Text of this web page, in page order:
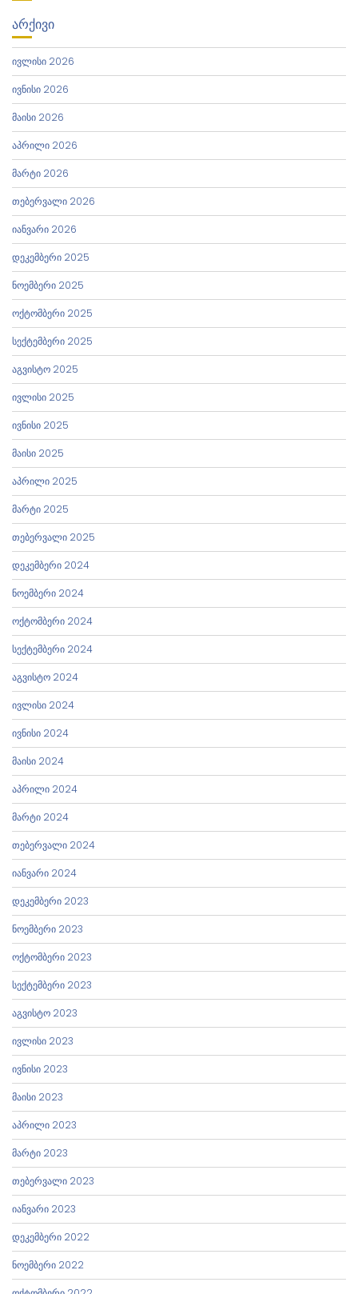
ᲐᲠᲥᲘᲕᲘ
ივლისი 2026
ივნისი 2026
მაისი 2026
აპრილი 2026
მარტი 2026
თებერვალი 2026
იანვარი 2026
დეკემბერი 2025
ნოემბერი 2025
ოქტომბერი 2025
სექტემბერი 2025
აგვისტო 2025
ივლისი 2025
ივნისი 2025
მაისი 2025
აპრილი 2025
მარტი 2025
თებერვალი 2025
დეკემბერი 2024
ნოემბერი 2024
ოქტომბერი 2024
სექტემბერი 2024
აგვისტო 2024
ივლისი 2024
ივნისი 2024
მაისი 2024
აპრილი 2024
მარტი 2024
თებერვალი 2024
იანვარი 2024
დეკემბერი 2023
ნოემბერი 2023
ოქტომბერი 2023
სექტემბერი 2023
აგვისტო 2023
ივლისი 2023
ივნისი 2023
მაისი 2023
აპრილი 2023
მარტი 2023
თებერვალი 2023
იანვარი 2023
დეკემბერი 2022
ნოემბერი 2022